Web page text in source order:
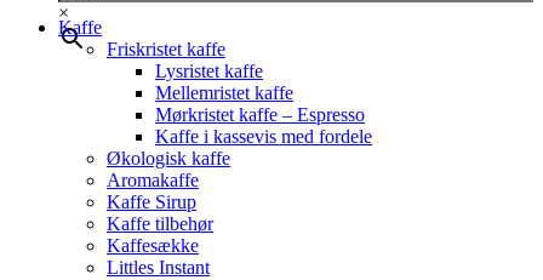
×
Kaffe
Friskristet kaffe
Lysristet kaffe
Mellemristet kaffe
Mørkristet kaffe – Espresso
Kaffe i kassevis med fordele
Økologisk kaffe
Aromakaffe
Kaffe Sirup
Kaffe tilbehør
Kaffesække
Littles Instant